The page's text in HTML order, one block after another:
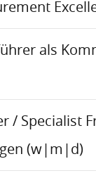
als
/ Specialist
(w|m|d)